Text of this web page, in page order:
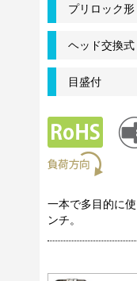
プリロック形
ヘッド交換式
目盛付
一本で多目的に
ンチ。